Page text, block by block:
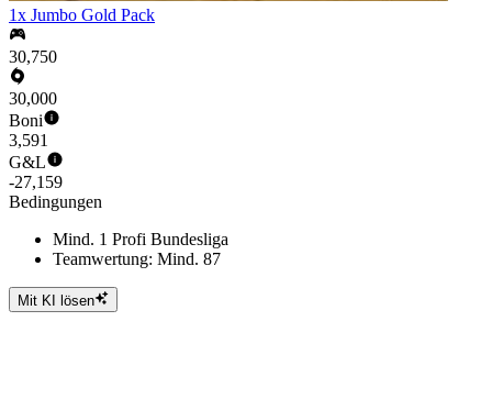
1x Jumbo Gold Pack
30,750
30,000
Boni
3,591
G&L
-27,159
Bedingungen
Mind. 1 Profi Bundesliga
Teamwertung: Mind. 87
Mit KI lösen